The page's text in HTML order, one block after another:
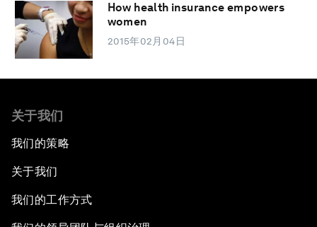
How health insurance empowers
women
2015年02月04日
关于我们
我们的策略
关于我们
我们的工作方式